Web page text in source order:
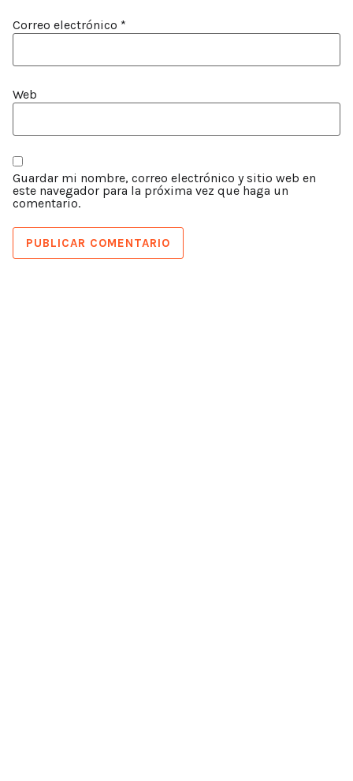
Correo electrónico *
Web
Guardar mi nombre, correo electrónico y sitio web en
este navegador para la próxima vez que haga un
comentario.